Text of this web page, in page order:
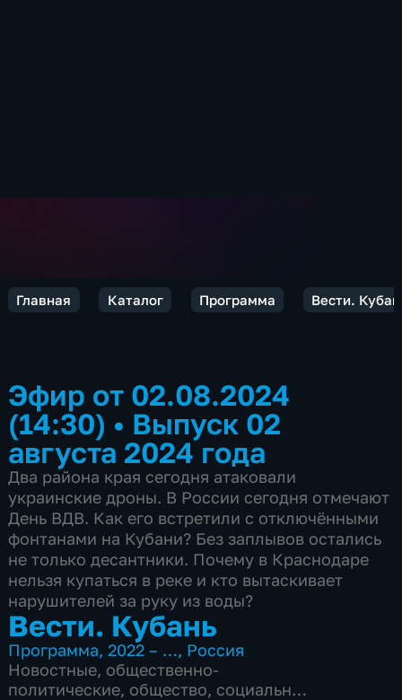
Главная Каталог Программа Вести.
Эфир от 02.08.2024
(14:30) • Выпуск 02
августа 2024 года
Два района края сегодня атаковали
украинские дроны. В России сегодня отмечают
День ВДВ. Как его встретили с отключёнными
фонтанами на Кубани? Без заплывов остались
не только десантники. Почему в Краснодаре
нельзя купаться в реке и кто вытаскивает
нарушителей за руку из воды?
Вести. Кубань
Программа,2022 – …, Россия
Новостные, общественно-
политические, общество, социально-